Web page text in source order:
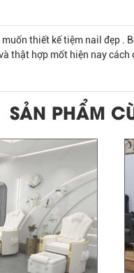
thiết kế tiệm nail đẹp
thật hợp mốt hiện nay cách
SẢN PHẨM